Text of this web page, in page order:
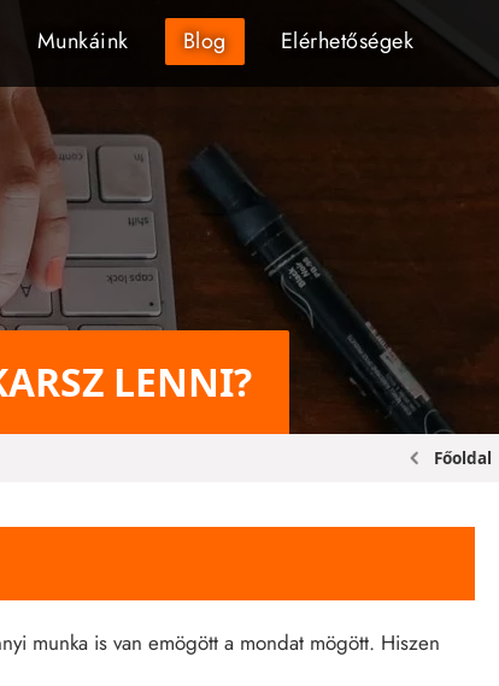
Munkáink Blog Elérhetőségek
LENNI?
Főoldal
munka is van emögött a mondat mögött. Hiszen